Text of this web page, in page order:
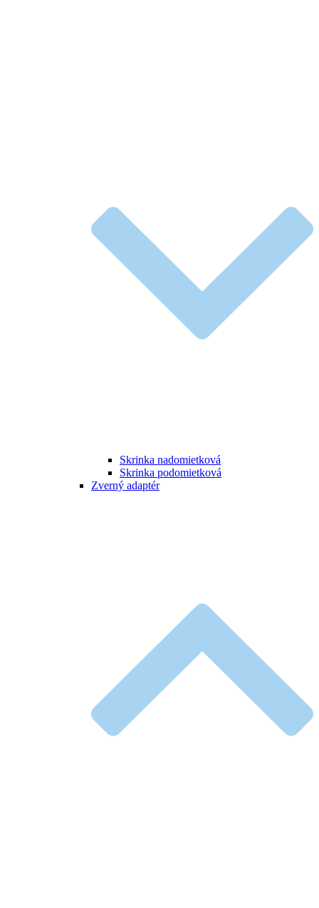
Skrinka nadomietková
Skrinka podomietková
Zverný adaptér